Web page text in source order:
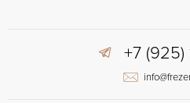
+7 (925)